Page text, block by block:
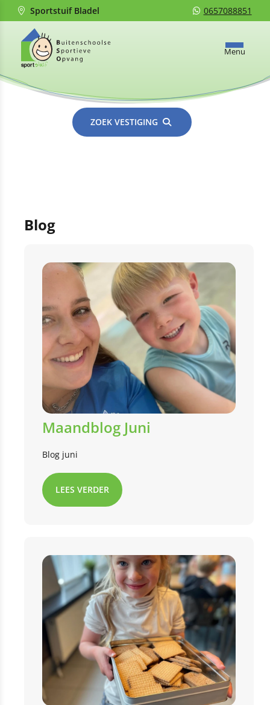
Sportstuif Bladel 0657088851
Menu
ZOEK VESTIGING
Blog
Maandblog Juni
Blog juni
LEES VERDER